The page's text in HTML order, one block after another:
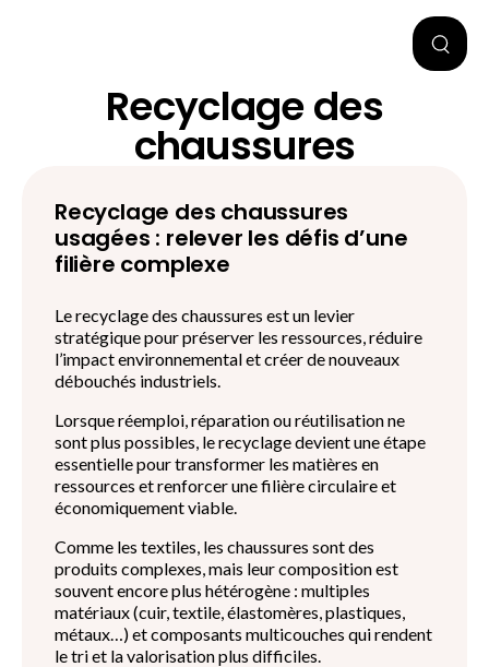
Recyclage des
chaussures
Recyclage des chaussures
usagées : relever les défis d’une
filière complexe
Le recyclage des chaussures est un levier
stratégique pour préserver les ressources, réduire
l’impact environnemental et créer de nouveaux
débouchés industriels.
Lorsque réemploi, réparation ou réutilisation ne
sont plus possibles, le recyclage devient une étape
essentielle pour transformer les matières en
ressources et renforcer une filière circulaire et
économiquement viable.
Comme les textiles, les chaussures sont des
produits complexes, mais leur composition est
souvent encore plus hétérogène : multiples
matériaux (cuir, textile, élastomères, plastiques,
métaux…) et composants multicouches qui rendent
le tri et la valorisation plus difficiles.